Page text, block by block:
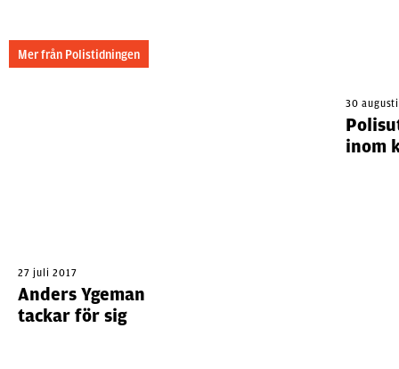
Mer från Polistidningen
27 juli 2017
Anders Ygeman
tackar för sig
30
inom